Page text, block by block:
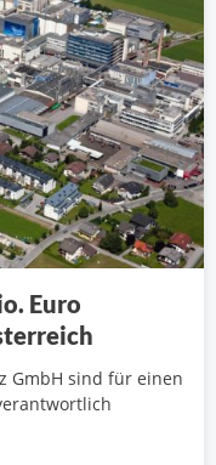
Euro
GmbH sind für einen